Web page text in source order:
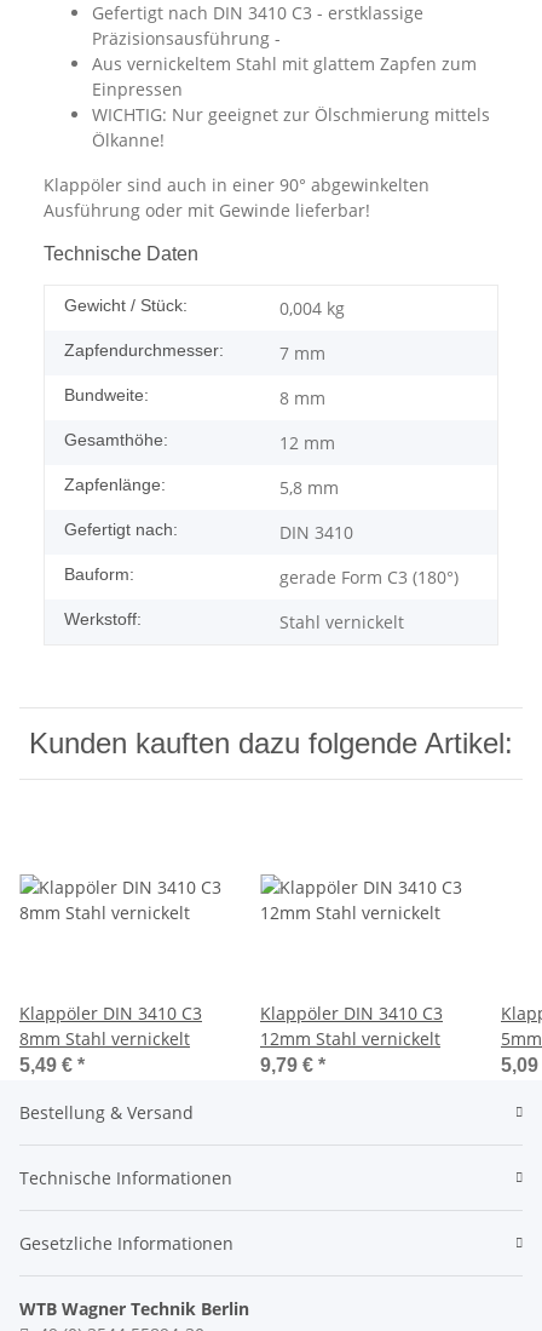
Gefertigt nach DIN 3410 C3 - erstklassige
Präzisionsausführung -
Aus vernickeltem Stahl mit glattem Zapfen zum
Einpressen
WICHTIG: Nur geeignet zur Ölschmierung mittels
Ölkanne!
Klappöler sind auch in einer 90° abgewinkelten
Ausführung oder mit Gewinde lieferbar!
Technische Daten
Gewicht / Stück: 0,004 kg
Zapfendurchmesser: 7 mm
Bundweite: 8 mm
Gesamthöhe: 12 mm
Zapfenlänge: 5,8 mm
Gefertigt nach: DIN 3410
Bauform: gerade Form C3 (180°)
Werkstoff: Stahl vernickelt
Kunden kauften dazu folgende Artikel:
Klappöler DIN 3410 C3
8mm Stahl vernickelt
5,49 € *
Klappöler DIN 3410 C3
12mm Stahl vernickelt
9,79 € *
Bestellung & Versand
Technische Informationen
Gesetzliche Informationen
WTB Wagner Technik Berlin